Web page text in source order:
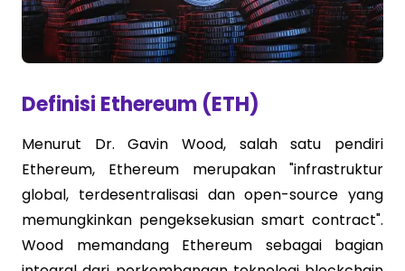
Definisi Ethereum (ETH)
Menurut Dr. Gavin Wood, salah satu pendiri
Ethereum, Ethereum merupakan "infrastruktur
global, terdesentralisasi dan open-source yang
memungkinkan pengeksekusian smart contract".
Wood memandang Ethereum sebagai bagian